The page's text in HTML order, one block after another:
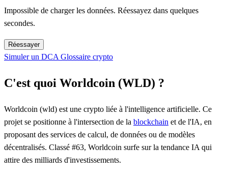
Impossible de charger les données. Réessayez dans quelques
secondes.
Réessayer
Simuler un DCA Glossaire crypto
C'est quoi Worldcoin (WLD) ?
Worldcoin (wld) est une crypto liée à l'intelligence artificielle. Ce
projet se positionne à l'intersection de la blockchain et de l'IA, en
proposant des services de calcul, de données ou de modèles
décentralisés. Classé #63, Worldcoin surfe sur la tendance IA qui
attire des milliards d'investissements.